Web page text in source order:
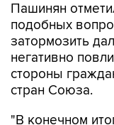
Пашинян
подобных
затормозить
негативно
стороны
стран Союза.
"В конечном